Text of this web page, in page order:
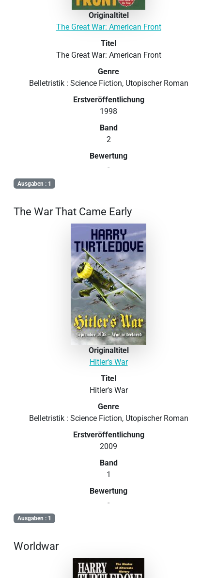
Originaltitel
The Great War: American Front
Titel
The Great War: American Front
Genre
Belletristik : Science Fiction, Utopischer Roman
Erstveröffentlichung
1998
Band
2
Bewertung
-
Ausgaben : 1
The War That Came Early
Originaltitel
Hitler's War
Titel
Hitler's War
Genre
Belletristik : Science Fiction, Utopischer Roman
Erstveröffentlichung
2009
Band
1
Bewertung
-
Ausgaben : 1
Worldwar